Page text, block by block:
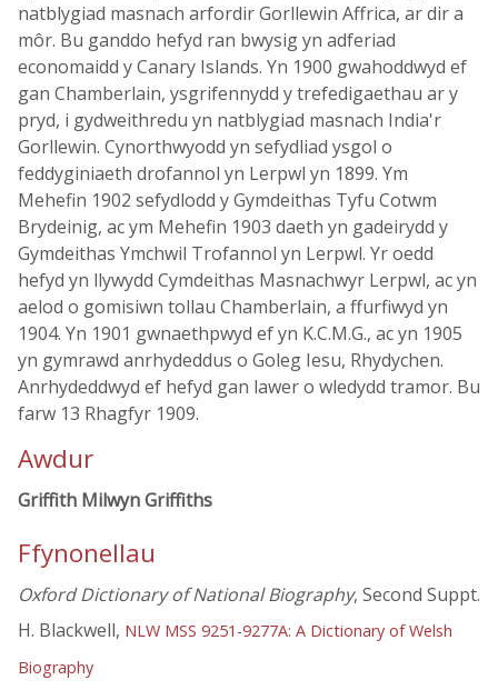
natblygiad masnach arfordir Gorllewin Affrica, ar dir a
môr. Bu ganddo hefyd ran bwysig yn adferiad
economaidd y Canary Islands. Yn 1900 gwahoddwyd ef
gan Chamberlain, ysgrifennydd y trefedigaethau ar y
pryd, i gydweithredu yn natblygiad masnach India'r
Gorllewin. Cynorthwyodd yn sefydliad ysgol o
feddyginiaeth drofannol yn Lerpwl yn 1899. Ym
Mehefin 1902 sefydlodd y Gymdeithas Tyfu Cotwm
Brydeinig, ac ym Mehefin 1903 daeth yn gadeirydd y
Gymdeithas Ymchwil Trofannol yn Lerpwl. Yr oedd
hefyd yn llywydd Cymdeithas Masnachwyr Lerpwl, ac yn
aelod o gomisiwn tollau Chamberlain, a ffurfiwyd yn
1904. Yn 1901 gwnaethpwyd ef yn K.C.M.G., ac yn 1905
yn gymrawd anrhydeddus o Goleg Iesu, Rhydychen.
Anrhydeddwyd ef hefyd gan lawer o wledydd tramor. Bu
farw 13 Rhagfyr 1909.
Awdur
Griffith Milwyn Griffiths
Ffynonellau
Oxford Dictionary of National Biography, Second Suppt.
H. Blackwell, NLW MSS 9251-9277A: A Dictionary of Welsh
Biography